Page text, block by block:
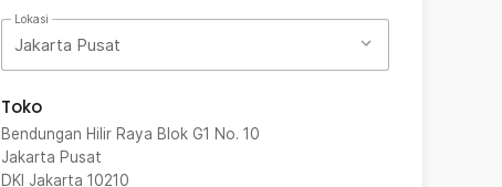
Lokasi
Jakarta Pusat
Toko
Bendungan Hilir Raya Blok G1 No. 10
Jakarta Pusat
DKI Jakarta 10210